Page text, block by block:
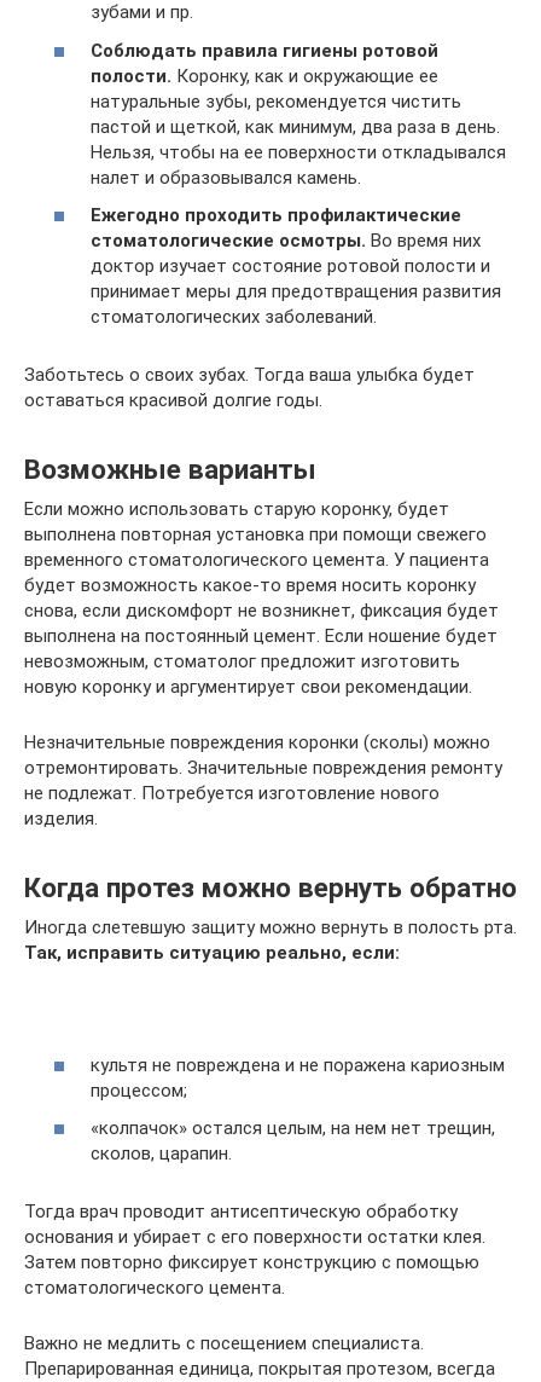
зубами и пр.
Соблюдать правила гигиены ротовой
полости. Коронку, как и окружающие ее
натуральные зубы, рекомендуется чистить
пастой и щеткой, как минимум, два раза в день.
Нельзя, чтобы на ее поверхности откладывался
налет и образовывался камень.
Ежегодно проходить профилактические
стоматологические осмотры. Во время них
доктор изучает состояние ротовой полости и
принимает меры для предотвращения развития
стоматологических заболеваний.
Заботьтесь о своих зубах. Тогда ваша улыбка будет
оставаться красивой долгие годы.
Возможные варианты
Если можно использовать старую коронку, будет
выполнена повторная установка при помощи свежего
временного стоматологического цемента. У пациента
будет возможность какое-то время носить коронку
снова, если дискомфорт не возникнет, фиксация будет
выполнена на постоянный цемент. Если ношение будет
невозможным, стоматолог предложит изготовить
новую коронку и аргументирует свои рекомендации.
Незначительные повреждения коронки (сколы) можно
отремонтировать. Значительные повреждения ремонту
не подлежат. Потребуется изготовление нового
изделия.
Когда протез можно вернуть обратно
Иногда слетевшую защиту можно вернуть в полость рта.
Так, исправить ситуацию реально, если:
культя не повреждена и не поражена кариозным
процессом;
«колпачок» остался целым, на нем нет трещин,
сколов, царапин.
Тогда врач проводит антисептическую обработку
основания и убирает с его поверхности остатки клея.
Затем повторно фиксирует конструкцию с помощью
стоматологического цемента.
Важно не медлить с посещением специалиста.
Препарированная единица, покрытая протезом, всегда